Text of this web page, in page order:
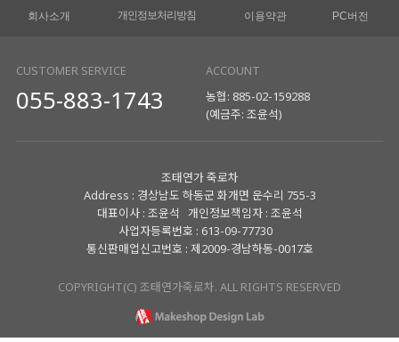
회사소개 개인정보처리방침 이용약관 PC버전
CUSTOMER SERVICE
055-883-1743
ACCOUNT
농협: 885-02-159288
(예금주: 조윤석)
조태연가 죽로차
Address : 경상남도 하동군 화개면 운수리 755-3
대표이사 : 조윤석 개인정보책임자 : 조윤석
사업자등록번호 : 613-09-77730
통신판매업신고번호 : 제2009-경남하동-0017호
COPYRIGHT(C) 조태연가죽로차. ALL RIGHTS RESERVED